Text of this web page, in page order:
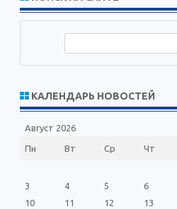
с
к
КАЛЕНДАРЬ НОВОСТЕЙ
Август 2026
Пн Вт Ср Чт
3
4 5 6
10
11 12 13